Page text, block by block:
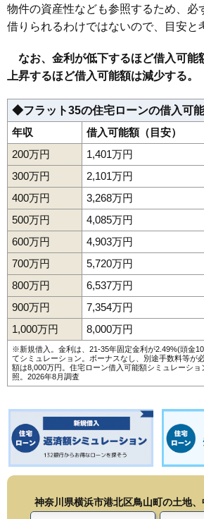
物件の資産性なども参照するため、必
借りられるわけではないので、目安と
なお、金利が低下するほど借入可能
上昇するほど借入可能額は減少する。
◆フラット35の住宅ローンの借入可能
年収
借入可能額（目安）
200万円
1,401万円
300万円
2,101万円
400万円
3,268万円
500万円
4,085万円
600万円
4,903万円
700万円
5,720万円
800万円
6,537万円
900万円
7,354万円
1,000万円
8,000万円
※新規借入。金利は、21-35年固定金利が2.49%(頭金
てシミュレーション。ボーナスなし、別途手数料等が
額は8,000万円。 住宅ローン借入可能額シミュレーショ
照。2026年8月調査
神奈川県横浜市港北区鳥山町の土地